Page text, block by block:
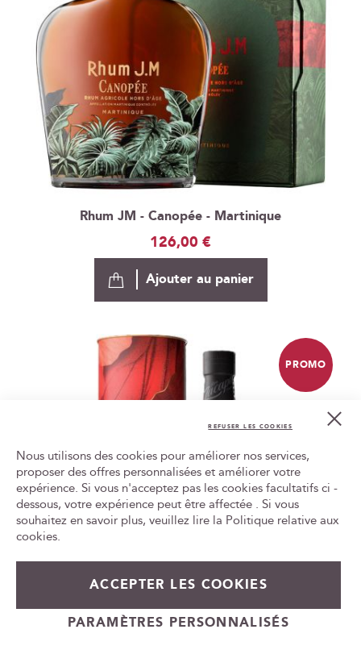
Rhum JM - Canopée - Martinique
126,00 €
Ajouter au panier
PROMO
Nous utilisons des cookies pour améliorer nos services,
proposer des offres personnalisées et améliorer votre
expérience. Si vous n'acceptez pas les cookies facultatifs ci -
dessous, votre expérience peut être affectée . Si vous
souhaitez en savoir plus, veuillez lire la Politique relative aux
cookies.
ACCEPTER LES COOKIES
PARAMÈTRES PERSONNALISÉS
REFUSER LES COOKIES